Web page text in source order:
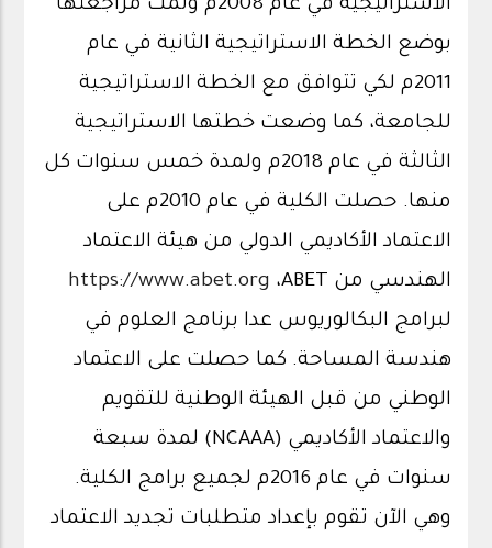
الاستراتيجية في عام 2008م وتمت مراجعتها
بوضع الخطة الاستراتيجية الثانية في عام
2011م لكي تتوافق مع الخطة الاستراتيجية
للجامعة، كما وضعت خطتها الاستراتيجية
الثالثة في عام 2018م ولمدة خمس سنوات كل
منها. حصلت الكلية في عام 2010م على
الاعتماد الأكاديمي الدولي من هيئة الاعتماد
الهندسي من
https://www.abet.org
لبرامج البكالوريوس عدا برنامج العلوم في
هندسة المساحة. كما حصلت على الاعتماد
الوطني من قبل الهيئة الوطنية للتقويم
والاعتماد الأكاديمي (NCAAA) لمدة سبعة
سنوات في عام 2016م لجميع برامج الكلية.
وهي الآن تقوم بإعداد متطلبات تجديد الاعتماد